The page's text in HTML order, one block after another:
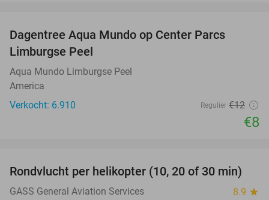
Dagentree Aqua Mundo op Center Parcs
Limburgse Peel
Aqua Mundo Limburgse Peel
America
Verkocht: 6.910
Regulier €12
€8
18%
Rondvlucht per helikopter (10, 20 of 30 min)
GASS General Aviation Services 8.9 star